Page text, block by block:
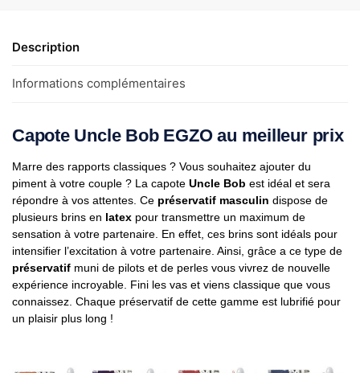
Description
Informations complémentaires
Capote Uncle Bob EGZOau meilleur prix
Marre des rapports classiques ? Vous souhaitez ajouter du
piment à votre couple ? La capote Uncle Bob est idéal et sera
répondre à vos attentes. Ce préservatif masculin dispose de
plusieurs brins en latex pour transmettre un maximum de
sensation à votre partenaire. En effet, ces brins sont idéals pour
intensifier l’excitation à votre partenaire. Ainsi, grâce a ce type de
préservatif muni de pilots et de perles vous vivrez de nouvelle
expérience incroyable. Fini les vas et viens classique que vous
connaissez. Chaque préservatif de cette gamme est lubrifié pour
un plaisir plus long !